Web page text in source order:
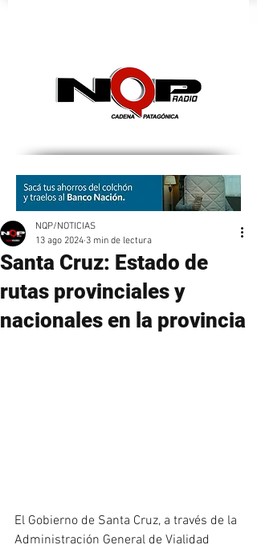
Santa Cruz: Estado de
rutas provinciales y
nacionales en la provincia
NQP/NOTICIAS
13 ago 2024 3 min de lectura
El Gobierno de Santa Cruz, a través de la
Administración General de Vialidad